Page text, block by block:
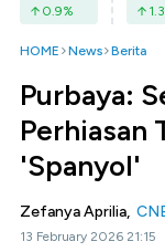
0.9%
HOME News Berita
Purbaya:
Perhiasan
'Spanyol'
Zefanya Aprilia,
13 February 2026 21:15